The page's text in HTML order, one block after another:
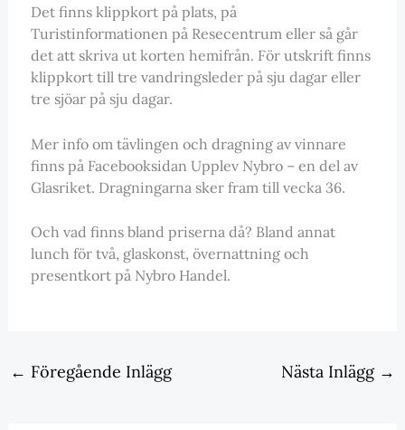
Det finns klippkort på plats, på
Turistinformationen på Resecentrum eller så går
det att skriva ut korten hemifrån. För utskrift finns
klippkort till tre vandringsleder på sju dagar eller
tre sjöar på sju dagar.
Mer info om tävlingen och dragning av vinnare
finns på Facebooksidan Upplev Nybro – en del av
Glasriket. Dragningarna sker fram till vecka 36.
Och vad finns bland priserna då? Bland annat
lunch för två, glaskonst, övernattning och
presentkort på Nybro Handel.
← Föregående Inlägg Nästa Inlägg →